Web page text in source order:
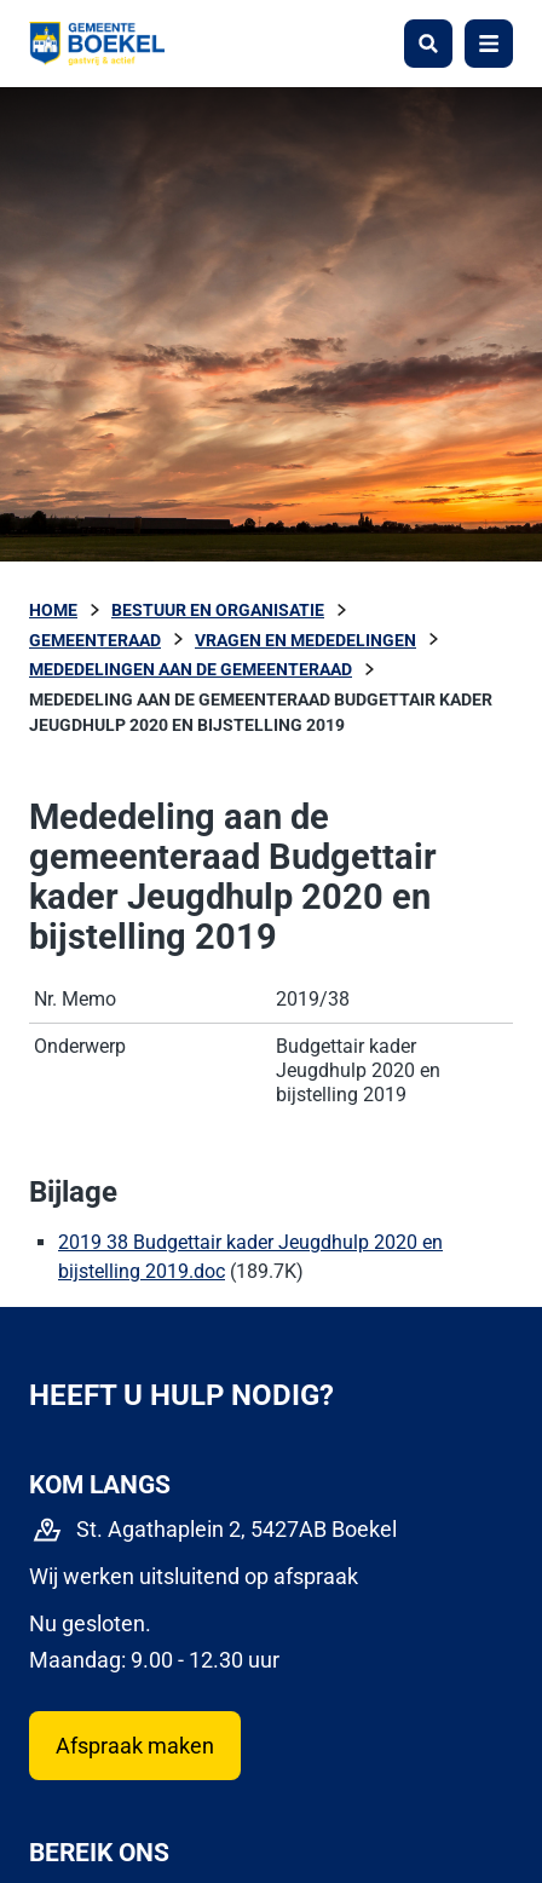
Zoeken Menu
HOME
BESTUUR EN ORGANISATIE
GEMEENTERAAD
VRAGEN EN MEDEDELINGEN
MEDEDELINGEN AAN DE GEMEENTERAAD
MEDEDELING AAN DE GEMEENTERAAD BUDGETTAIR KADER
JEUGDHULP 2020 EN BIJSTELLING 2019
Mededeling aan de
gemeenteraad Budgettair
kader Jeugdhulp 2020 en
bijstelling 2019
Nr. Memo 2019/38
Onderwerp
Budgettair kader
Jeugdhulp 2020 en
bijstelling 2019
Bijlage
2019 38 Budgettair kader Jeugdhulp 2020 en
bijstelling 2019.doc (189.7K)
HEEFT U HULP NODIG?
KOM LANGS
St. Agathaplein 2, 5427AB Boekel
Wij werken uitsluitend op afspraak
Nu gesloten.
Maandag: 9.00 - 12.30 uur
Afspraak maken
BEREIK ONS